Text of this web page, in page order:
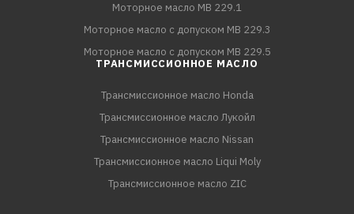
Моторное масло MB 229.1
Моторное масло с допуском MB 229.3
Моторное масло с допуском MB 229.5
ТРАНСМИССИОННОЕ МАСЛО
Трансмиссионное масло Honda
Трансмиссионное масло Лукойл
Трансмиссионное масло Nissan
Трансмиссионное масло Liqui Moly
Трансмиссионное масло ZIC